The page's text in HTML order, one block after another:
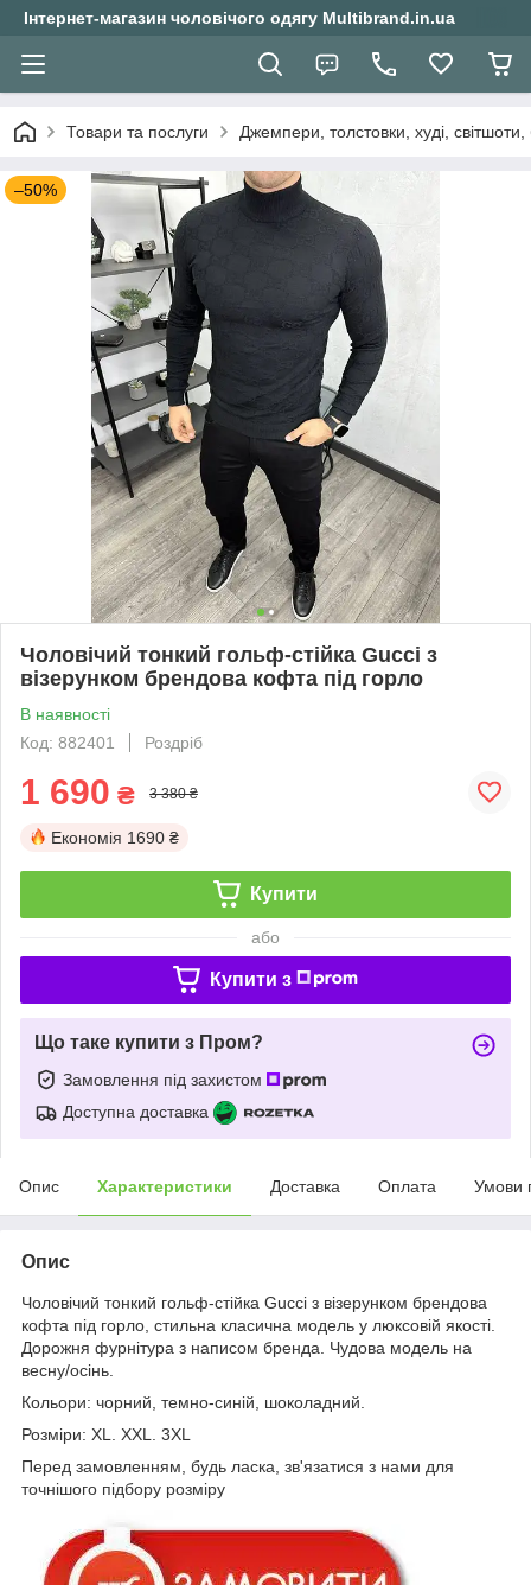
Інтернет-магазин чоловічого одягу Multibrand.in.ua
Товари та послуги Джемпери, толстовки, худі,
–50%
Чоловічий тонкий гольф-стійка Gucci з
візерунком брендова кофта під горло
В наявності
Код: 882401
Роздріб
1 690 ₴ 3 380 ₴
Економія 1690 ₴
Купити
або
Купити з
Що таке купити з Пром?
Замовлення під захистом
Доступна доставка
Опис Характеристики Доставка Оплата Умови
Опис
Чоловічий тонкий гольф-стійка Gucci з візерунком брендова
кофта під горло, стильна класична модель у люксовій якості.
Дорожня фурнітура з написом бренда. Чудова модель на
весну/осінь.
Кольори: чорний, темно-синій, шоколадний.
Розміри: XL. XXL. 3XL
Перед замовленням, будь ласка, зв'язатися з нами для
точнішого підбору розміру